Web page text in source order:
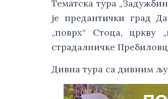
Тематска тура
је предантички град
„поврх“ Стоца, цркву
страдалничке
Дивна тура са дивним